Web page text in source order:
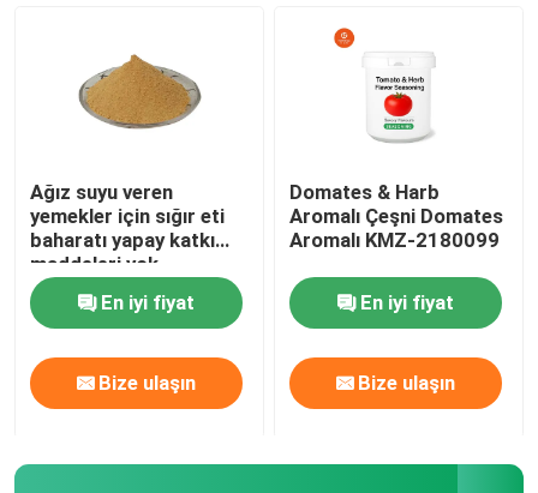
Ağız suyu veren
yemekler için sığır eti
baharatı yapay katkı
maddeleri yok
En iyi fiyat
Bize ulaşın
Domates & Harb
Aromalı Çeşni Domates
Aromalı KMZ-2180099
En iyi fiyat
Bize ulaşın